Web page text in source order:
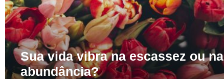
Sua vida vibra na escassez ou na
abundância?